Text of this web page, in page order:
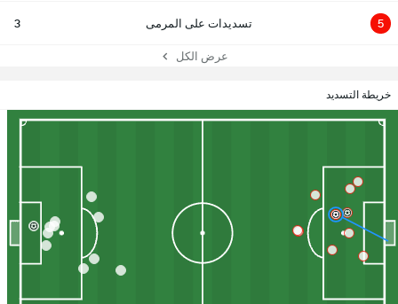
5 تسديدات على المرمى 3
عرض الكل
خريطة التسديد